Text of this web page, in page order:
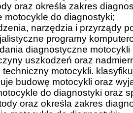
oraz określa zakres
motocykle do diagnostyki;
narzędzia i przyrządy
programy
diagnostyczne
uszkodzeń oraz
techniczny motocykli.
budowę motocykli oraz
do diagnostyki oraz
oraz określa zakres